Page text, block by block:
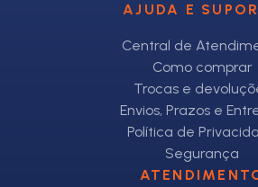
AJUDA E
Central de
Como comprar
Trocas e
Envios, Prazos e
Política de
Segurança